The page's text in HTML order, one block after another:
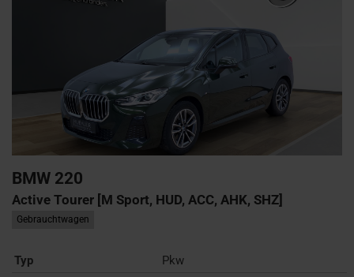
BMW 220
Active Tourer [M Sport, HUD, ACC, AHK, SHZ]
Gebrauchtwagen
Typ
Pkw